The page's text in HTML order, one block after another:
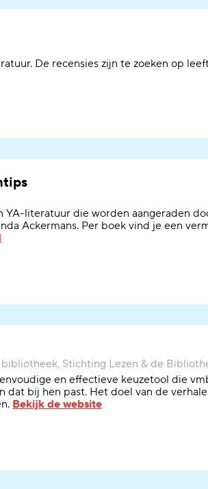
De recensies zijn te zoeken op
YA-literatuur die worden aangeraden
Ackermans. Per boek vind je een
Stichting Lezen & de
en effectieve keuzetool die
dat bij hen past. Het doel van de
Bekijk de website